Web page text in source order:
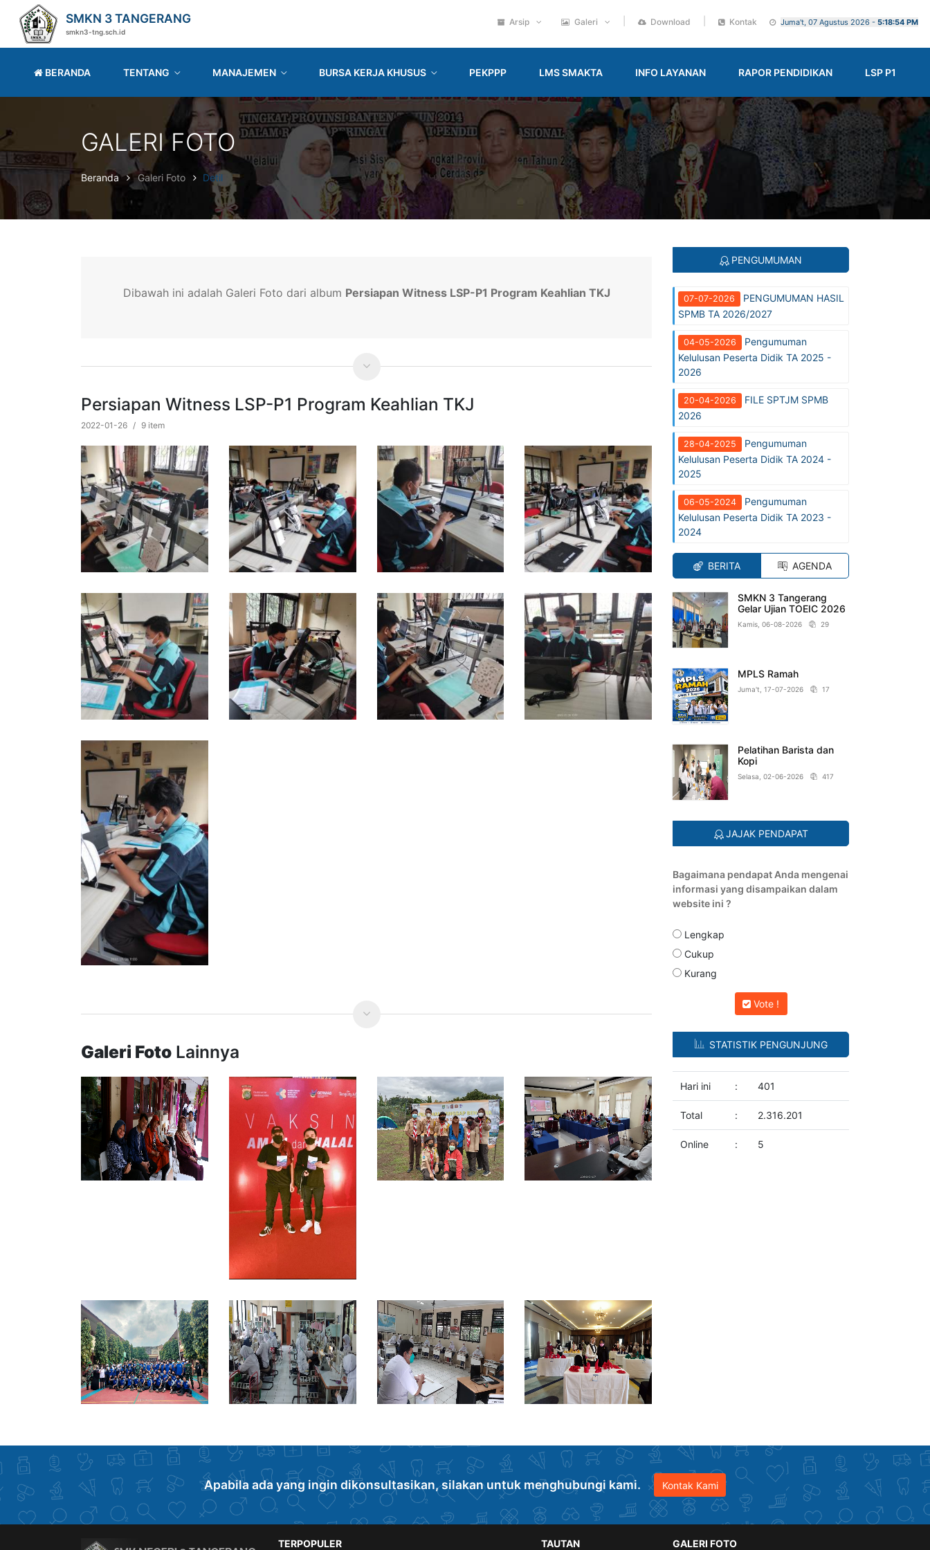
SMKN 3 TANGERANG
smkn3-tng.sch.id
Arsip Galeri Download Kontak Juma't, 07 Agustus 2026 - 5:18:55 PM
BERANDA TENTANG MANAJEMEN BURSA KERJA KHUSUS PEKPPP LMS SMAKTA INFO LAYANAN RAPOR PENDIDIKAN LSP P1
GALERI FOTO
Beranda Galeri Foto Detil
Dibawah ini adalah Galeri Foto dari album Persiapan Witness LSP-P1 Program Keahlian TKJ
Persiapan Witness LSP-P1 Program Keahlian TKJ
2022-01-26 / 9 item
Galeri Foto Lainnya
PENGUMUMAN
07-07-2026
PENGUMUMAN HASIL
SPMB TA 2026/2027
04-05-2026
Pengumuman
Kelulusan Peserta Didik TA 2025 -
2026
20-04-2026
FILE SPTJM SPMB
2026
28-04-2025
Pengumuman
Kelulusan Peserta Didik TA 2024 -
2025
06-05-2024
Pengumuman
Kelulusan Peserta Didik TA 2023 -
2024
BERITA AGENDA
SMKN 3 Tangerang
Gelar Ujian TOEIC 2026
Kamis, 06-08-2026 29
MPLS Ramah
Juma't, 17-07-2026 17
Pelatihan Barista dan
Kopi
Selasa, 02-06-2026 417
JAJAK PENDAPAT
Bagaimana pendapat Anda mengenai
informasi yang disampaikan dalam
website ini ?
Lengkap
Cukup
Kurang
Vote !
STATISTIK PENGUNJUNG
Hari ini : 401
Total : 2.316.201
Online : 5
Apabila ada yang ingin dikonsultasikan, silakan untuk menghubungi kami. Kontak Kami
TERPOPULER TAUTAN GALERI FOTO